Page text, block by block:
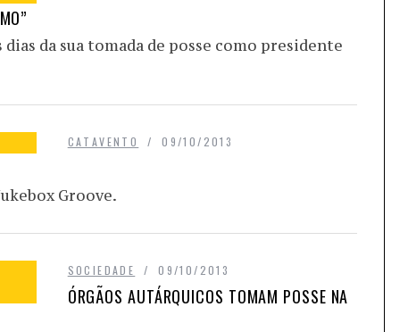
da sua tomada de posse como presidente
CATAVENTO 09/10/2013
Groove.
SOCIEDADE 09/10/2013
ÓRGÃOS AUTÁRQUICOS TOMAM POSSE NA